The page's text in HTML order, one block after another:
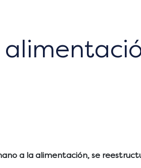
a la alimentación, se